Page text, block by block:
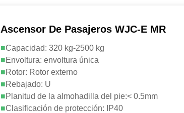
Ascensor De Pasajeros WJC-E MR
■Capacidad: 320 kg-2500 kg
■Envoltura: envoltura única
■Rotor: Rotor externo
■Rebajado: U
■Planitud de la almohadilla del pie:< 0.5mm
■Clasificación de protección: IP40